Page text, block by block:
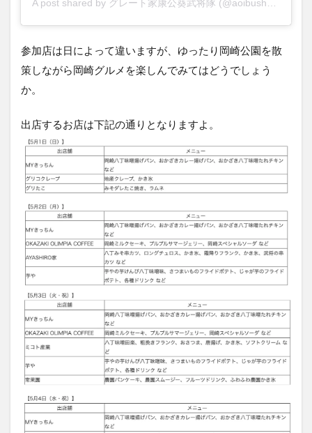
参加店は日によって違いますが、ゆったり岡崎公園を散
策しながら岡崎グルメを楽しんでみてはどうでしょう
か。
出店するお店は下記の通りとなりますよ。